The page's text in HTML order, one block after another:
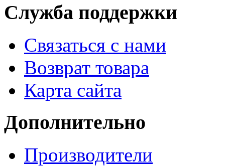
Служба поддержки
Связаться с нами
Возврат товара
Карта сайта
Дополнительно
Производители